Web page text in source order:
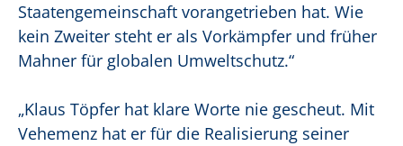
Staatengemeinschaft vorangetrieben hat. Wie
kein Zweiter steht er als Vorkämpfer und früher
Mahner für globalen Umweltschutz.“
„Klaus Töpfer hat klare Worte nie gescheut. Mit
Vehemenz hat er für die Realisierung seiner